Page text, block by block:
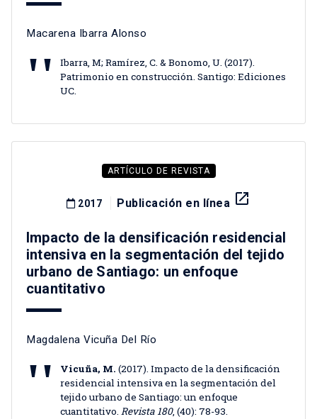
Macarena Ibarra Alonso
Ibarra, M; Ramírez, C. & Bonomo, U. (2017).
Patrimonio en construcción. Santigo: Ediciones
UC.
ARTÍCULO DE REVISTA
2017 Publicación en línea launch
Impacto de la densificación residencial
intensiva en la segmentación del tejido
urbano de Santiago: un enfoque
cuantitativo
Magdalena Vicuña Del Río
Vicuña, M. (2017). Impacto de la densificación
residencial intensiva en la segmentación del
tejido urbano de Santiago: un enfoque
cuantitativo. Revista 180, (40): 78-93.